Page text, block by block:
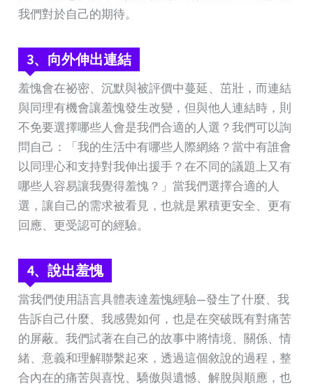
我們對於自己的期待。
3、 向外伸出連結
羞愧會在祕密、沉默與被評價中蔓延、茁壯，而連結
與同理有機會讓羞愧發生改變，但與他人連結時，則
不免要選擇哪些人會是我們合適的人選？我們可以詢
問自己：「我的生活中有哪些人際網絡？當中有誰會
以同理心和支持對我伸出援手？在不同的議題上又有
哪些人容易讓我覺得羞愧？」當我們選擇合適的人
選，讓自己的需求被看見，也就是累積更安全、更有
回應、更受認可的經驗。
4、 說出羞愧
當我們使用語言具體表達羞愧經驗—發生了什麼、我
告訴自己什麼、我感覺如何，也是在突破既有對痛苦
的屏蔽。我們試著在自己的故事中將情境、關係、情
緒、意義和理解聯繫起來，透過這個敘說的過程，整
合內在的痛苦與喜悅、驕傲與遺憾、解脫與順應，也